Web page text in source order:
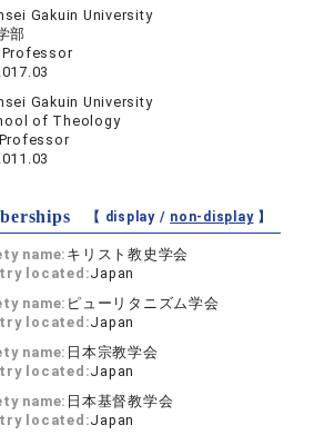
Gakuin University
部
Gakuin University
of Theology
【 display / non-display】
name: キリスト教史学会
located:Japan
name: ピューリタニズム学会
located:Japan
name: 日本宗教学会
located:Japan
name: 日本基督教学会
located:Japan